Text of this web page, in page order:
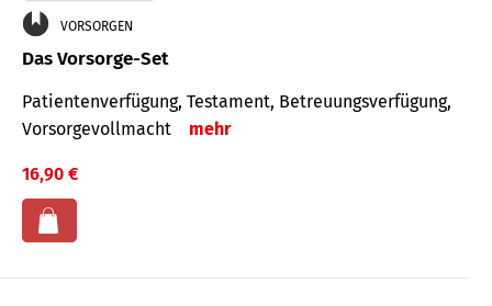
VORSORGEN
Das Vorsorge-Set
Patienten­ver­fügung, Testa­ment, Be­treuungs­verfü­gung,
Vor­sorge­voll­macht
mehr
16,90 €